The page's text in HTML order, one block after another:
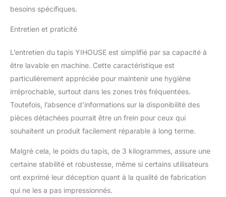
adaptés pour la salle de
bain, la chambre à
coucher, le salon, les
toilettes et les salles
d'eau. Il est également
adapté pour les tapis
d'animaux domestiques,
les chambres d'enfants
endroits de la famille.
besoins spécifiques.
Entretien et praticité
L’entretien du tapis YIHOUSE est simplifié par sa capacité à
être lavable en machine. Cette caractéristique est
particulièrement appréciée pour maintenir une hygiène
irréprochable, surtout dans les zones très fréquentées.
Toutefois, l’absence d’informations sur la disponibilité des
pièces détachées pourrait être un frein pour ceux qui
souhaitent un produit facilement réparable à long terme.
Malgré cela, le poids du tapis, de 3 kilogrammes, assure une
certaine stabilité et robustesse, même si certains utilisateurs
ont exprimé leur déception quant à la qualité de fabrication
qui ne les a pas impressionnés.